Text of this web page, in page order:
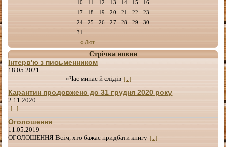
« Лют
10
11 12 13 14 15
16
17
18 19 20 21 22
23
24
25 26 27 28 29
30
31
Стрічка новин
Інтерв'ю з письменником
18.05.2021
«Час минає й слідів [...]
Карантин продовжено до 31 грудня 2020 року
2.11.2020
[...]
Оголошення
11.05.2019
ОГОЛОШЕННЯ Всім, хто бажає придбати книгу [...]